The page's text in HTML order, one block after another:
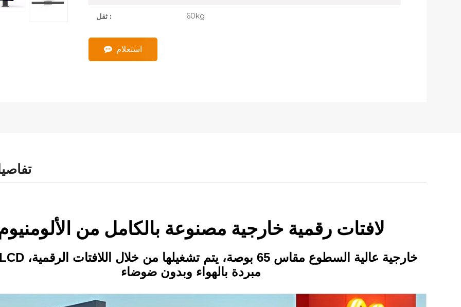
ثقل : 60kg
استعلام
لافتات رقمية خارجية مصنوعة بالكامل من
مبردة بالهواء وبدون ضوضاء